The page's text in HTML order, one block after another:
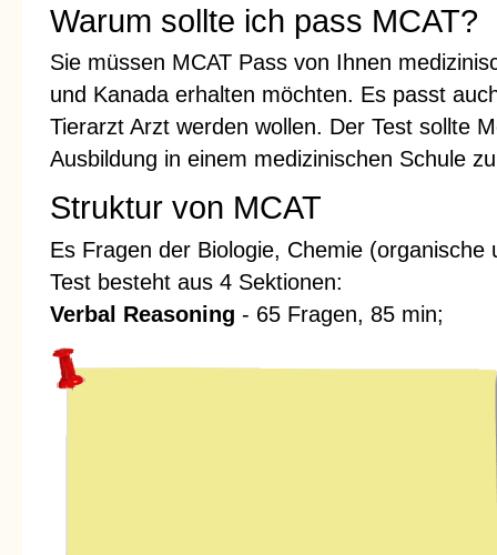
Warum sollte ich pass MCAT?
Sie müssen MCAT Pass von Ihnen
und Kanada erhalten möchten. Es passt
Tierarzt Arzt werden wollen. Der Test sollte
Ausbildung in einem medizinischen Schule
Struktur von MCAT
Es Fragen der Biologie, Chemie
Test besteht aus 4 Sektionen:
Verbal Reasoning - 65 Fragen, 85 min;